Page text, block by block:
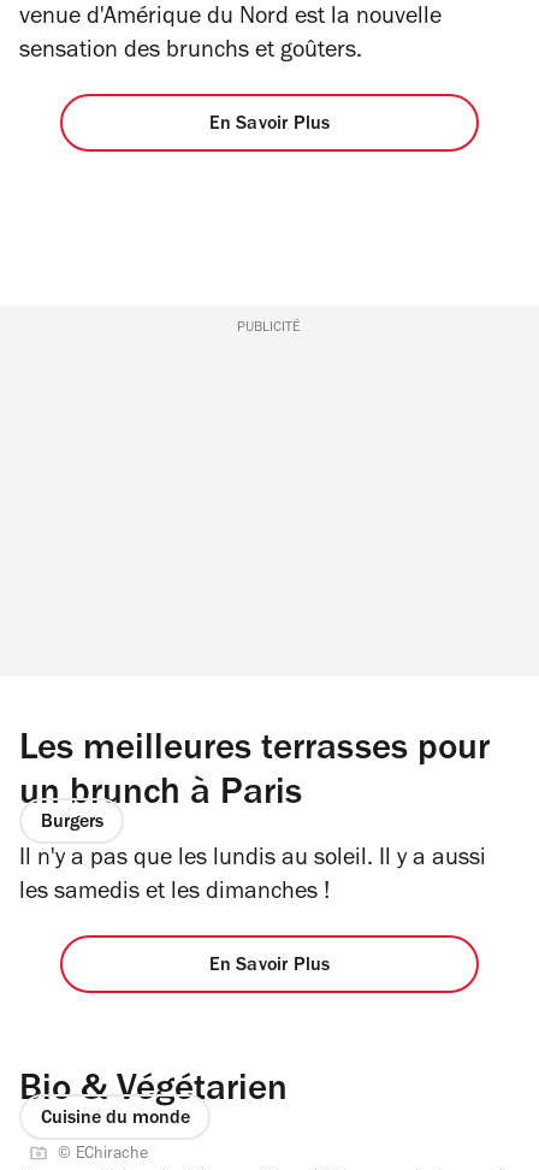
venue d'Amérique du Nord est la nouvelle
sensation des brunchs et goûters.
En Savoir Plus
PUBLICITÉ
Les meilleures terrasses pour
un brunch à Paris
Burgers
Il n'y a pas que les lundis au soleil. Il y a aussi
les samedis et les dimanches !
En Savoir Plus
Bio & Végétarien
Cuisine du monde
© EChirache